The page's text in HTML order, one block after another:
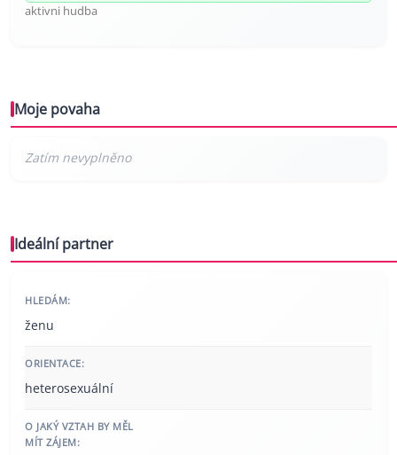
aktivni hudba
Moje povaha
Ideální partner
HLEDÁM:
ženu
ORIENTACE:
heterosexuální
O JAKÝ VZTAH BY MĚL
MÍT ZÁJEM: